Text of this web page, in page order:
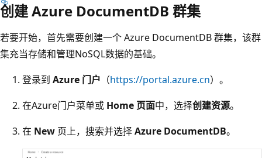
创建 Azure DocumentDB 群集
若要开始，首先需要创建一个 Azure DocumentDB 群集，该群
集充当存储和管理NoSQL数据的基础。
登录到 Azure 门户 （https://portal.azure.cn）。
在Azure门户菜单或 Home 页面中，选择创建资源。
在 New 页上，搜索并选择Azure DocumentDB。